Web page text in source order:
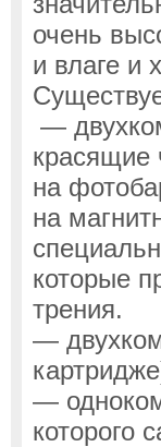
очень
и влаге и
—
красящие
на
на
которые
трения.
—
—
которого